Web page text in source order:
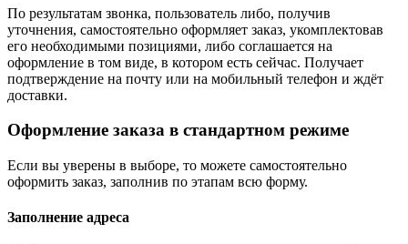
По результатам звонка, пользователь либо, получив
уточнения, самостоятельно оформляет заказ, укомплектовав
его необходимыми позициями, либо соглашается на
оформление в том виде, в котором есть сейчас. Получает
подтверждение на почту или на мобильный телефон и ждёт
доставки.
Оформление заказа в стандартном режиме
Если вы уверены в выборе, то можете самостоятельно
оформить заказ, заполнив по этапам всю форму.
Заполнение адреса